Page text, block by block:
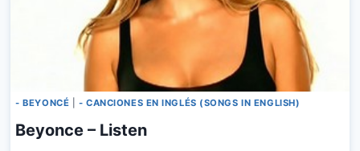
- BEYONCÉ - CANCIONES EN INGLÉS (SONGS IN ENGLISH)
Beyonce – Listen